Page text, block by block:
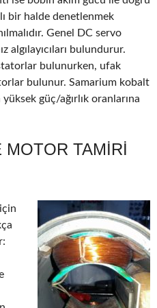
bir halde denetlenmek
Genel DC servo
algılayıcıları bulundurur.
bulunurken, ufak
bulunur. Samarium kobalt
yüksek güç/ağırlık oranlarına
MOTOR TAMIRI
için